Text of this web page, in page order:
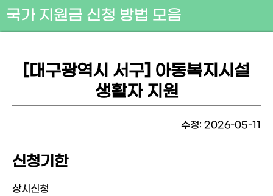
국가 지원금 신청 방법 모음
[대구광역시 서구] 아동복지시설
생활자 지원
수정: 2026-05-11
신청기한
상시신청